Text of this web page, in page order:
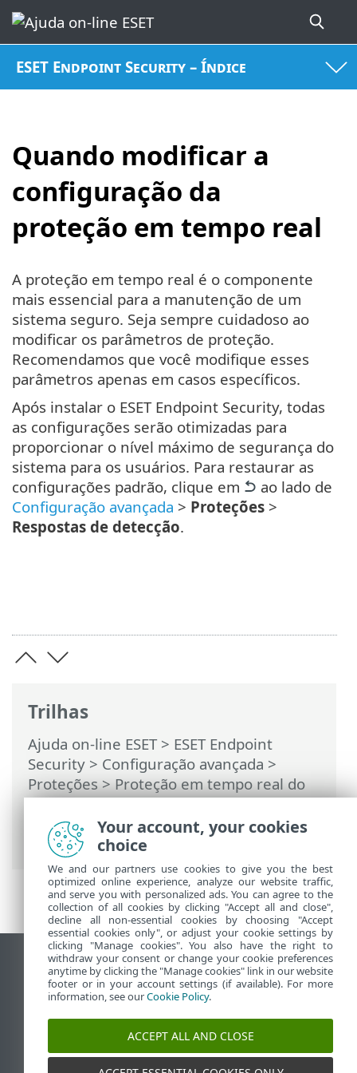
ESET Endpoint Security – Índice
Quando modificar a
configuração da
proteção em tempo real
Trilhas
Ajuda on-line ESET> ESET Endpoint
Security > Configuração avançada >
Proteções>Proteção em tempo real do
sistema de arquivos> Quando modificar
a configuração da proteção em tempo
real
A proteção em tempo real é o componente
mais essencial para a manutenção de um
sistema seguro. Seja sempre cuidadoso ao
modificar os parâmetros de proteção.
Recomendamos que você modifique esses
parâmetros apenas em casos específicos.
Após instalar o ESET Endpoint Security, todas
as configurações serão otimizadas para
proporcionar o nível máximo de segurança do
sistema para os usuários. Para restaurar as
configurações padrão, clique em
ao lado de
Configuração avançada > Proteções >
Respostas de detecção.
Ver site para desktop
End of Life
Base de conhecimento ESET
Fórum ESET
ESET Status Portal
Suporte regional
Your account, your cookies
choice
We and our partners use cookies to give you the best
optimized online experience, analyze our website traffic,
and serve you with personalized ads. You can agree to the
collection of all cookies by clicking "Accept all and close",
decline all non-essential cookies by choosing "Accept
essential cookies only", or adjust your cookie settings by
clicking "Manage cookies". You also have the right to
withdraw your consent or change your cookie preferences
anytime by clicking the "Manage cookies" link in our website
footer or in your account settings (if available). For more
information, see ourCookie Policy.
ACCEPT ALL AND CLOSE